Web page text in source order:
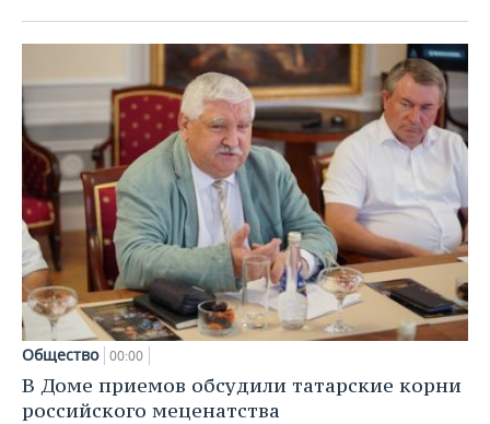
Общество 00:00
В Доме приемов обсудили татарские корни
российского меценатства